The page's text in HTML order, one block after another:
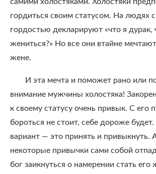
гордиться своим статусом. На людях
гордостью декларируют «что я дурак,
жениться?» Но все они втайне
жене.
И эта мечта и поможет рано или
внимание мужчины холостяка!
к своему статусу очень привык. С его
бороться не стоит, себе дороже
вариант — это принять и привыкнуть.
некоторые привычки сами собой
бог заикнуться о намерении стать его